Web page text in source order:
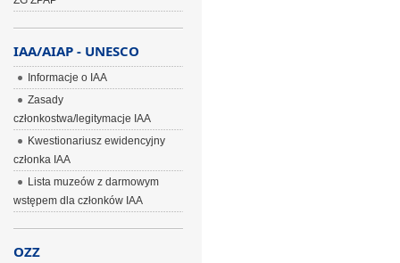
IAA/AIAP - UNESCO
Informacje o IAA
Zasady
członkostwa/legitymacje IAA
Kwestionariusz ewidencyjny
członka IAA
Lista muzeów z darmowym
wstępem dla członków IAA
OZZ